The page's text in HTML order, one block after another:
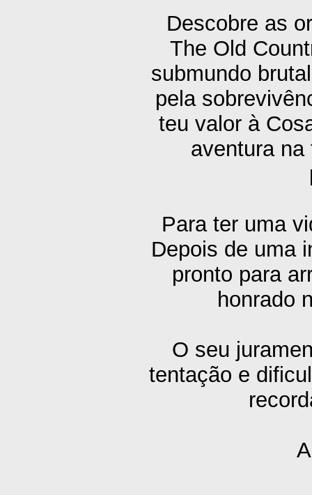
Descobre as
The Old
submundo
pela
teu valor à
aventura
Para ter uma
Depois de uma
pronto para
honrado
O seu
tentação e